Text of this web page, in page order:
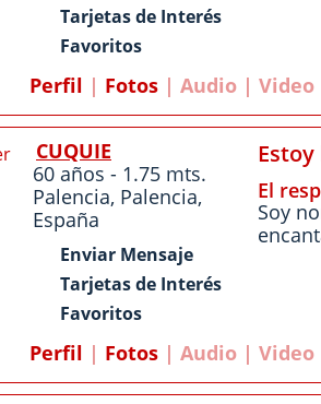
Tarjetas de Interés
Favoritos
Perfil | Fotos | Audio | Video
CUQUIE
60 años - 1.75 mts.
Palencia, Palencia,
España
Enviar Mensaje
Tarjetas de Interés
Favoritos
El
Soy
Perfil | Fotos | Audio | Video